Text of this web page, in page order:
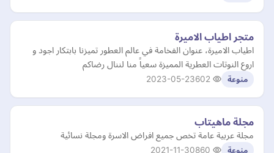
متجر اطياب الاميرة
اطياب الاميرة، عنوان الفخامة في عالم العطور تميزنا بابتكار اجود و
اروع النوتات العطرية المميزة سعياً منا لننال رضاكم
منوعة 2023-05-23
مجلة ماهيتاب
مجلة عربية عامة تخص جميع افراض الاسرة ومجلة نسائية
منوعة 2021-11-30